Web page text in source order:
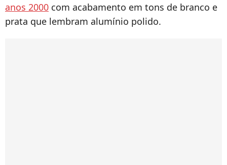
anos 2000 com acabamento em tons de branco e
prata que lembram alumínio polido.